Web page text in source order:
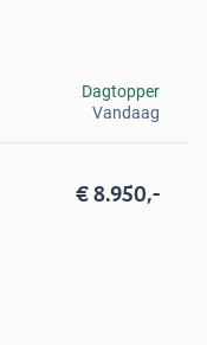
Dagtopper
Vandaag
€ 8.950,-